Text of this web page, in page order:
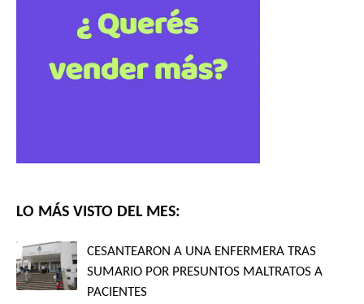
LO MÁS VISTO DEL MES:
CESANTEARON A UNA ENFERMERA TRAS
SUMARIO POR PRESUNTOS MALTRATOS A
PACIENTES